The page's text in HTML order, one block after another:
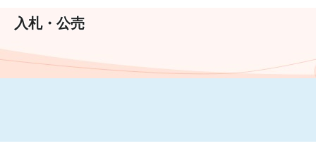
文
入札・公売